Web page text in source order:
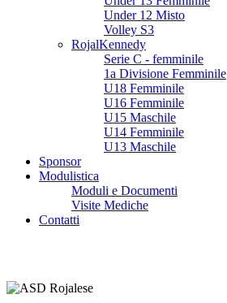
Under 12 Misto
Volley S3
RojalKennedy
Serie C - femminile
1a Divisione Femminile
U18 Femminile
U16 Femminile
U15 Maschile
U14 Femminile
U13 Maschile
Sponsor
Modulistica
Moduli e Documenti
Visite Mediche
Contatti